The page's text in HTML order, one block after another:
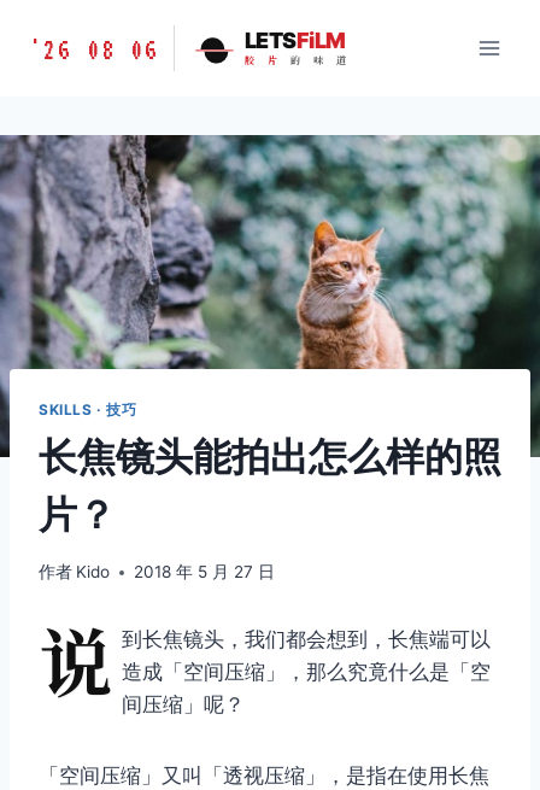
胶
味
道
LETSFILM
'26 08 06 LETSFiLM
胶 片 的 味 道
SKILLS · 技巧
长焦镜头能拍出怎么样的照
片？
作者 Kido 2018 年 5 月 27 日
说 到长焦镜头，我们都会想到，长焦端可以
造成「空间压缩」，那么究竟什么是「空
间压缩」呢？
「空间压缩」又叫「透视压缩」，是指在使用长焦